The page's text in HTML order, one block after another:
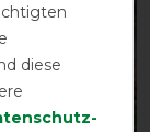
diese